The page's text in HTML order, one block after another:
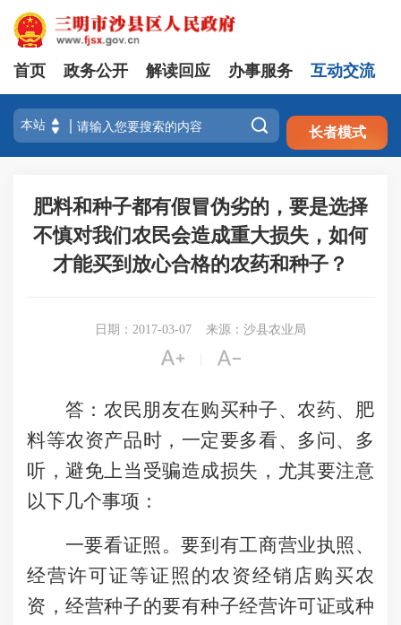
注册 登录
首页 政务公开 解读回应 办事服务 互动交流
 长者模式
肥料和种子都有假冒伪劣的，要是选择
不慎对我们农民会造成重大损失，如何
才能买到放心合格的农药和种子？
日期：2017-03-07 来源：沙县农业局
 
答： 农民朋友在购买种子、农药、肥
料等农资产品时，一定要多看、多问、多
听，避免上当受骗造成损失 ，尤其要注意
以下几个事项：
一要看证照。要到 有工商营业执照、
经营许可证等证照的农资经销店购买农
资，经营种子的要有种子经营许可证或种